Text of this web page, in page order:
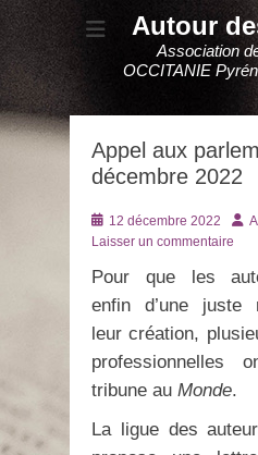
Autour
Association
OCCITANIE
Appel aux
décembre 2022
Posté
le
12 décembre 2022
Laisser un commentaire
Pour que les
enfin d’une juste
leur création,
professionnelles
tribune au Monde.
La ligue des